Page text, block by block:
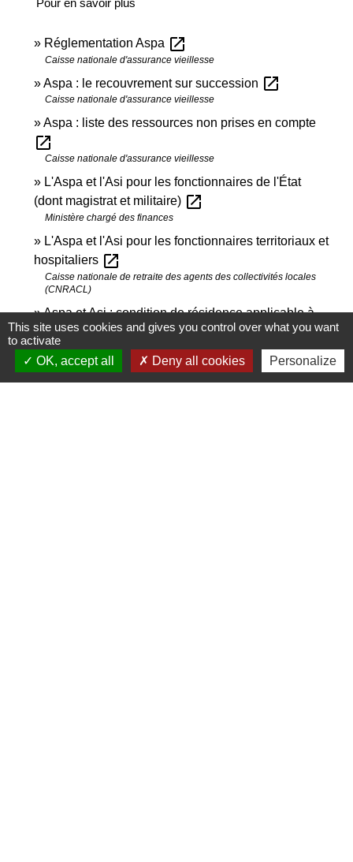
Pour en savoir plus
Réglementation Aspa open_in_new
Caisse nationale d'assurance vieillesse
Aspa : le recouvrement sur succession open_in_new
Caisse nationale d'assurance vieillesse
Aspa : liste des ressources non prises en compte
open_in_new
Caisse nationale d'assurance vieillesse
L'Aspa et l'Asi pour les fonctionnaires de l'État
(dont magistrat et militaire) open_in_new
Ministère chargé des finances
L'Aspa et l'Asi pour les fonctionnaires territoriaux et
hospitaliers open_in_new
Caisse nationale de retraite des agents des collectivités locales
(CNRACL)
Aspa et Asi : condition de résidence applicable à
certains étrangersopen_in_new
Caisse nationale d'assurance vieillesse
This site uses cookies and gives you control over what you want
to activate
OK, accept all
Deny all cookies Personalize